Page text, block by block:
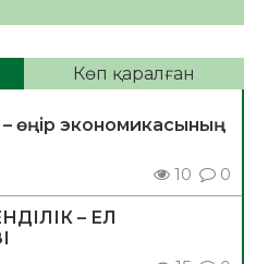
Көп қаралған
өңір экономикасының
10 0
– ЕЛ